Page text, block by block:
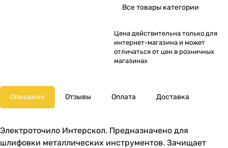
Все товары категории
Цена действительна только для
интернет-магазина и может
отличаться от цен в розничных
магазинах
Описание Отзывы Оплата Доставка
Электроточило Интерскол. Предназначено для
шлифовки металлических инструментов. Зачищает